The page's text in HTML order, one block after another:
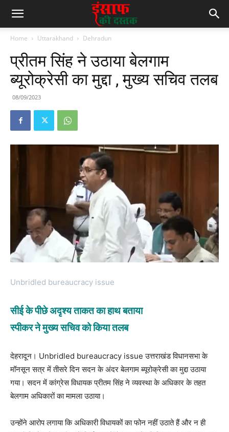
Home Uttarakhand Dehradun
प्रीतम सिंह ने उठाया बेलगाम
ब्यूरोक्रेसी का मुद्दा , मुख्य सचिव तलब
08/09/2023
Unbridled bureaucracy issue
सीई के पीछे अदृश्य ताकत का हाथ बताया
स्पीकर ने मुख्य सचिव को किया तलब
देहरादून। Unbridled bureaucracy issue उत्तराखंड विधानसभा के
मॉनसून सत्र में तीसरे दिन सदन के अंदर बेलगाम ब्यूरोक्रेसी का मुद्दा उठाया
गया। सदन में कांग्रेस विधायक प्रीतम सिंह ने व्यवस्था के अधिकार के तहत
बेलगाम अधिकारों का मामला उठाया।
उन्होंने आरोप लगाया कि अधिकारी विधायकों का फोन नहीं उठाते हैं और न ही